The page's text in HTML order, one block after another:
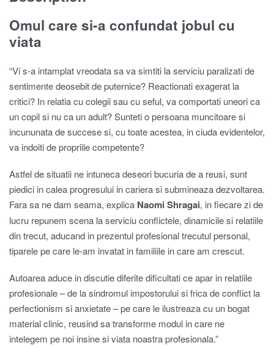
Omul care si-a confundat jobul cu
viata
“Vi s-a intamplat vreodata sa va simtiti la serviciu paralizati de
sentimente deosebit de puternice? Reactionati exagerat la
critici? In relatia cu colegii sau cu seful, va comportati uneori ca
un copil si nu ca un adult? Sunteti o persoana muncitoare si
incununata de succese si, cu toate acestea, in ciuda evidentelor,
va indoiti de propriile competente?
Astfel de situatii ne intuneca deseori bucuria de a reusi, sunt
piedici in calea progresului in cariera si submineaza dezvoltarea.
Fara sa ne dam seama, explica Naomi Shragai, in fiecare zi de
lucru repunem scena la serviciu conflictele, dinamicile si relatiile
din trecut, aducand in prezentul profesional trecutul personal,
tiparele pe care le-am invatat in familiile in care am crescut.
Autoarea aduce in discutie diferite dificultati ce apar in relatiile
profesionale – de la sindromul impostorului si frica de conflict la
perfectionism si anxietate – pe care le ilustreaza cu un bogat
material clinic, reusind sa transforme modul in care ne
intelegem pe noi insine si viata noastra profesionala.”